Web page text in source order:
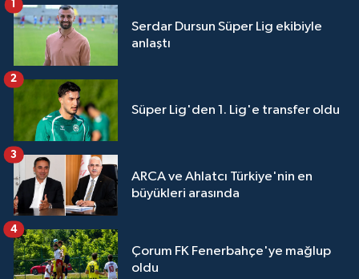
Serdar Dursun Süper Lig ekibiyle
anlaştı
1
Süper Lig'den 1. Lig'e transfer oldu
2
ARCA ve Ahlatcı Türkiye'nin en
büyükleri arasında
3
Çorum FK Fenerbahçe'ye mağlup
oldu
4